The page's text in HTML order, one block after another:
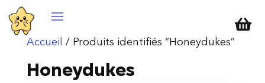

Accueil / Produits identifiés “Honeydukes”
Honeydukes